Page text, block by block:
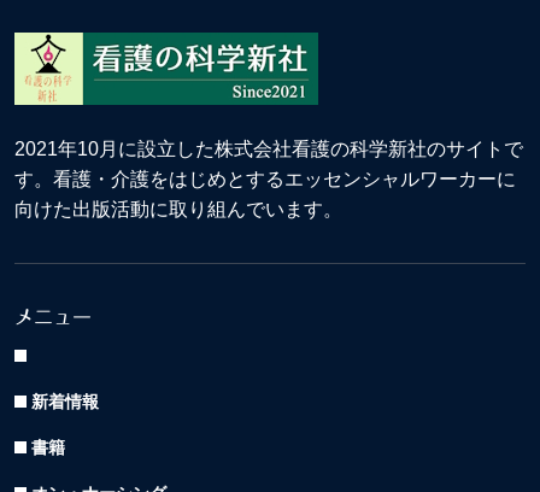
2021年10月に設立した株式会社看護の科学新社のサイトで
す。看護・介護をはじめとするエッセンシャルワーカーに
向けた出版活動に取り組んでいます。
メニュー
新着情報
書籍